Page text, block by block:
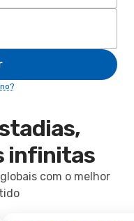
infinitas
com o melhor